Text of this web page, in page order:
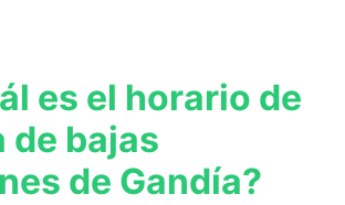
es el horario de
de bajas
de Gandía?